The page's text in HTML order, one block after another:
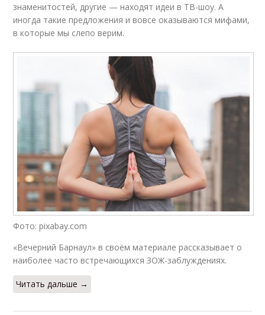
знаменитостей, другие — находят идеи в ТВ-шоу. А
иногда такие предложения и вовсе оказываются мифами,
в которые мы слепо верим.
Фото: pixabay.com
«Вечерний Барнаул» в своём материале рассказывает о
наиболее часто встречающихся ЗОЖ-заблуждениях.
Читать дальше →